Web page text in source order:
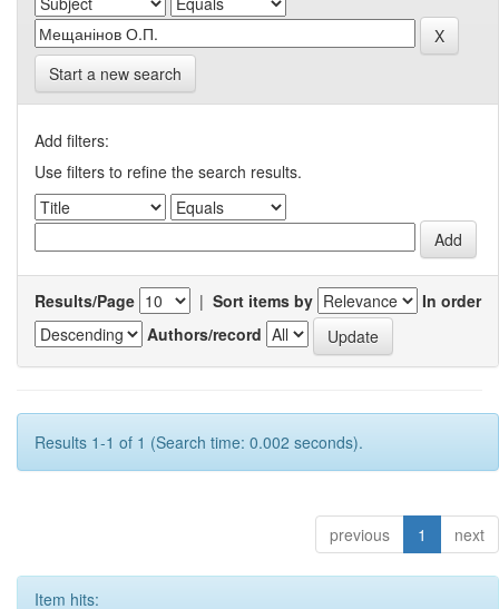
Start a new search
Add filters:
Use filters to refine the search results.
Results/Page | Sort items by
In order
Authors/record
Results 1-1 of 1 (Search time: 0.002 seconds).
previous 1 next
Item hits: